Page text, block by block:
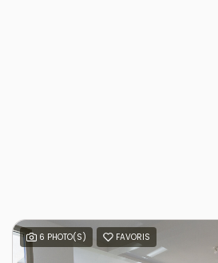
6 PHOTO(S) FAVORIS